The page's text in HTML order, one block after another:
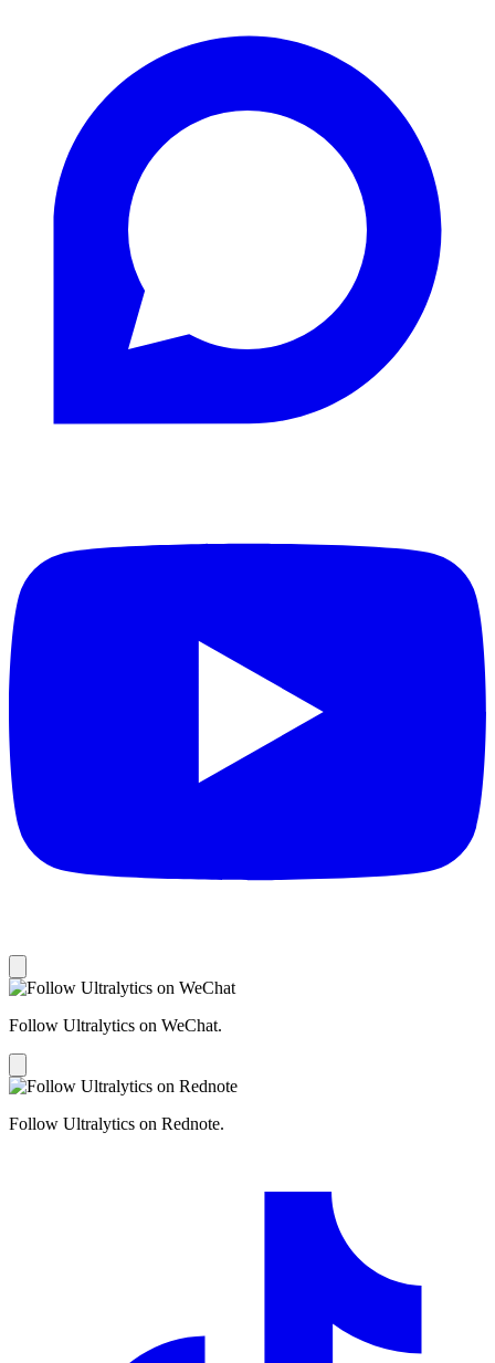
Follow Ultralytics on WeChat.
Follow Ultralytics on Rednote.